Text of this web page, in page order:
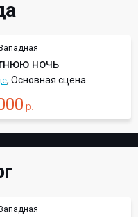
ночь
, Основная сцена
р.